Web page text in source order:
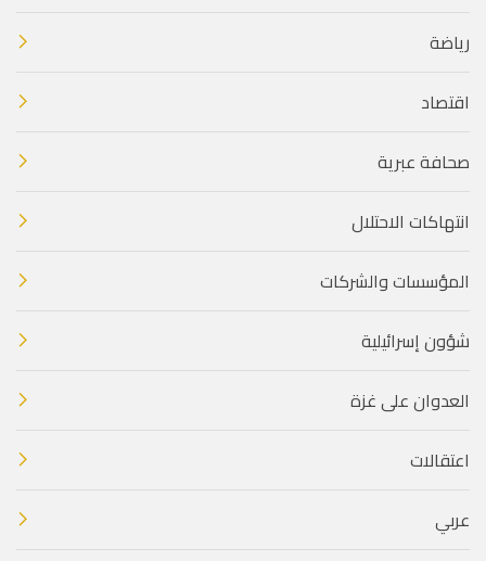
رياضة
اقتصاد
صحافة عبرية
انتهاكات الاحتلال
المؤسسات والشركات
شؤون إسرائيلية
العدوان على غزة
اعتقالات
عربي